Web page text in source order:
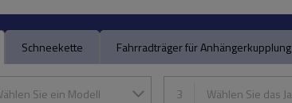
Schneekette Fahrradträger für Anhängerkupplung
Sie ein Modell 3 Wählen Sie das